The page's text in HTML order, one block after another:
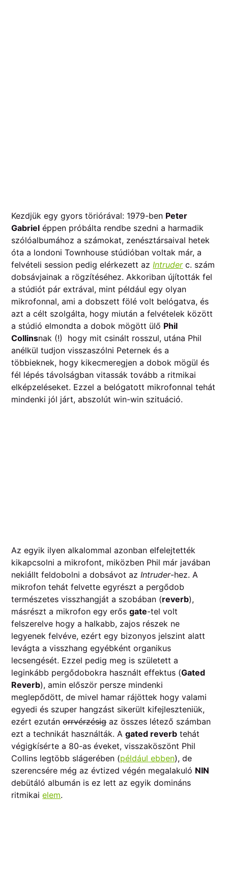
Kezdjük egy gyors töriórával: 1979-ben Peter
Gabriel éppen próbálta rendbe szedni a harmadik
szólóalbumához a számokat, zenésztársaival hetek
óta a londoni Townhouse stúdióban voltak már, a
felvételi session pedig elérkezett azIntruderc. szám
dobsávjainak a rögzítéséhez. Akkoriban újították fel
a stúdiót pár extrával, mint például egy olyan
mikrofonnal, ami a dobszett fölé volt belógatva, és
azt a célt szolgálta, hogy miután a felvételek között
a stúdió elmondta a dobok mögött ülő Phil
Collinsnak (!) hogy mit csinált rosszul, utána Phil
anélkül tudjon visszaszólni Peternek és a
többieknek, hogy kikecmeregjen a dobok mögül és
fél lépés távolságban vitassák tovább a ritmikai
elképzeléseket. Ezzel a belógatott mikrofonnal tehát
mindenki jól járt, abszolút win-win szituáció.
Az egyik ilyen alkalommal azonban elfelejtették
kikapcsolni a mikrofont, miközben Phil már javában
nekiállt feldobolni a dobsávot az Intruder-hez. A
mikrofon tehát felvette egyrészt a pergődob
természetes visszhangját a szobában (reverb),
másrészt a mikrofon egy erősgate-tel volt
felszerelve hogy a halkabb, zajos részek ne
legyenek felvéve, ezért egy bizonyos jelszint alatt
levágta a visszhang egyébként organikus
lecsengését. Ezzel pedig meg is született a
leginkább pergődobokra használt effektus (Gated
Reverb), amin először persze mindenki
meglepődött, de mivel hamar rájöttek hogy valami
egyedi és szuper hangzást sikerült kifejleszteniük,
ezért ezutánorrvérzésigaz összes létező számban
ezt a technikát használták. Agated reverb tehát
végigkísérte a 80-as éveket, visszaköszönt Phil
Collins legtöbb slágerében (például ebben), de
szerencsére még az évtized végén megalakuló NIN
debütáló albumán is ez lett az egyik domináns
ritmikaielem.